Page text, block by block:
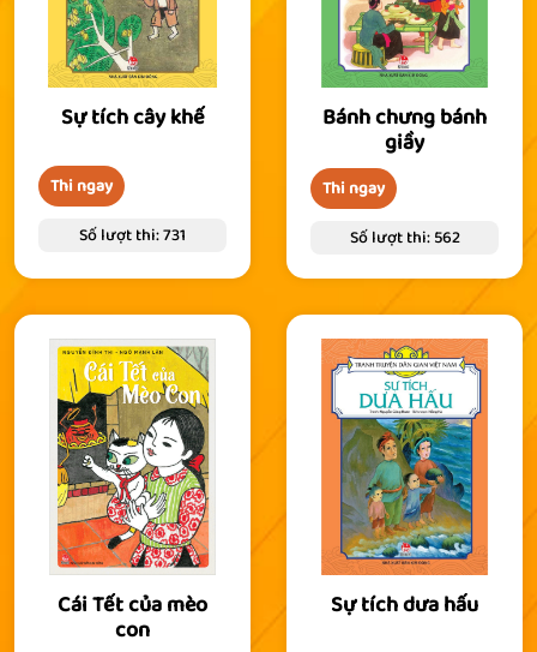
Sự tích cây khế
Thi ngay
Số lượt thi: 731
Bánh chưng bánh
giầy
Thi ngay
Số lượt thi: 562
Cái Tết của mèo
con
Sự tích dưa hấu